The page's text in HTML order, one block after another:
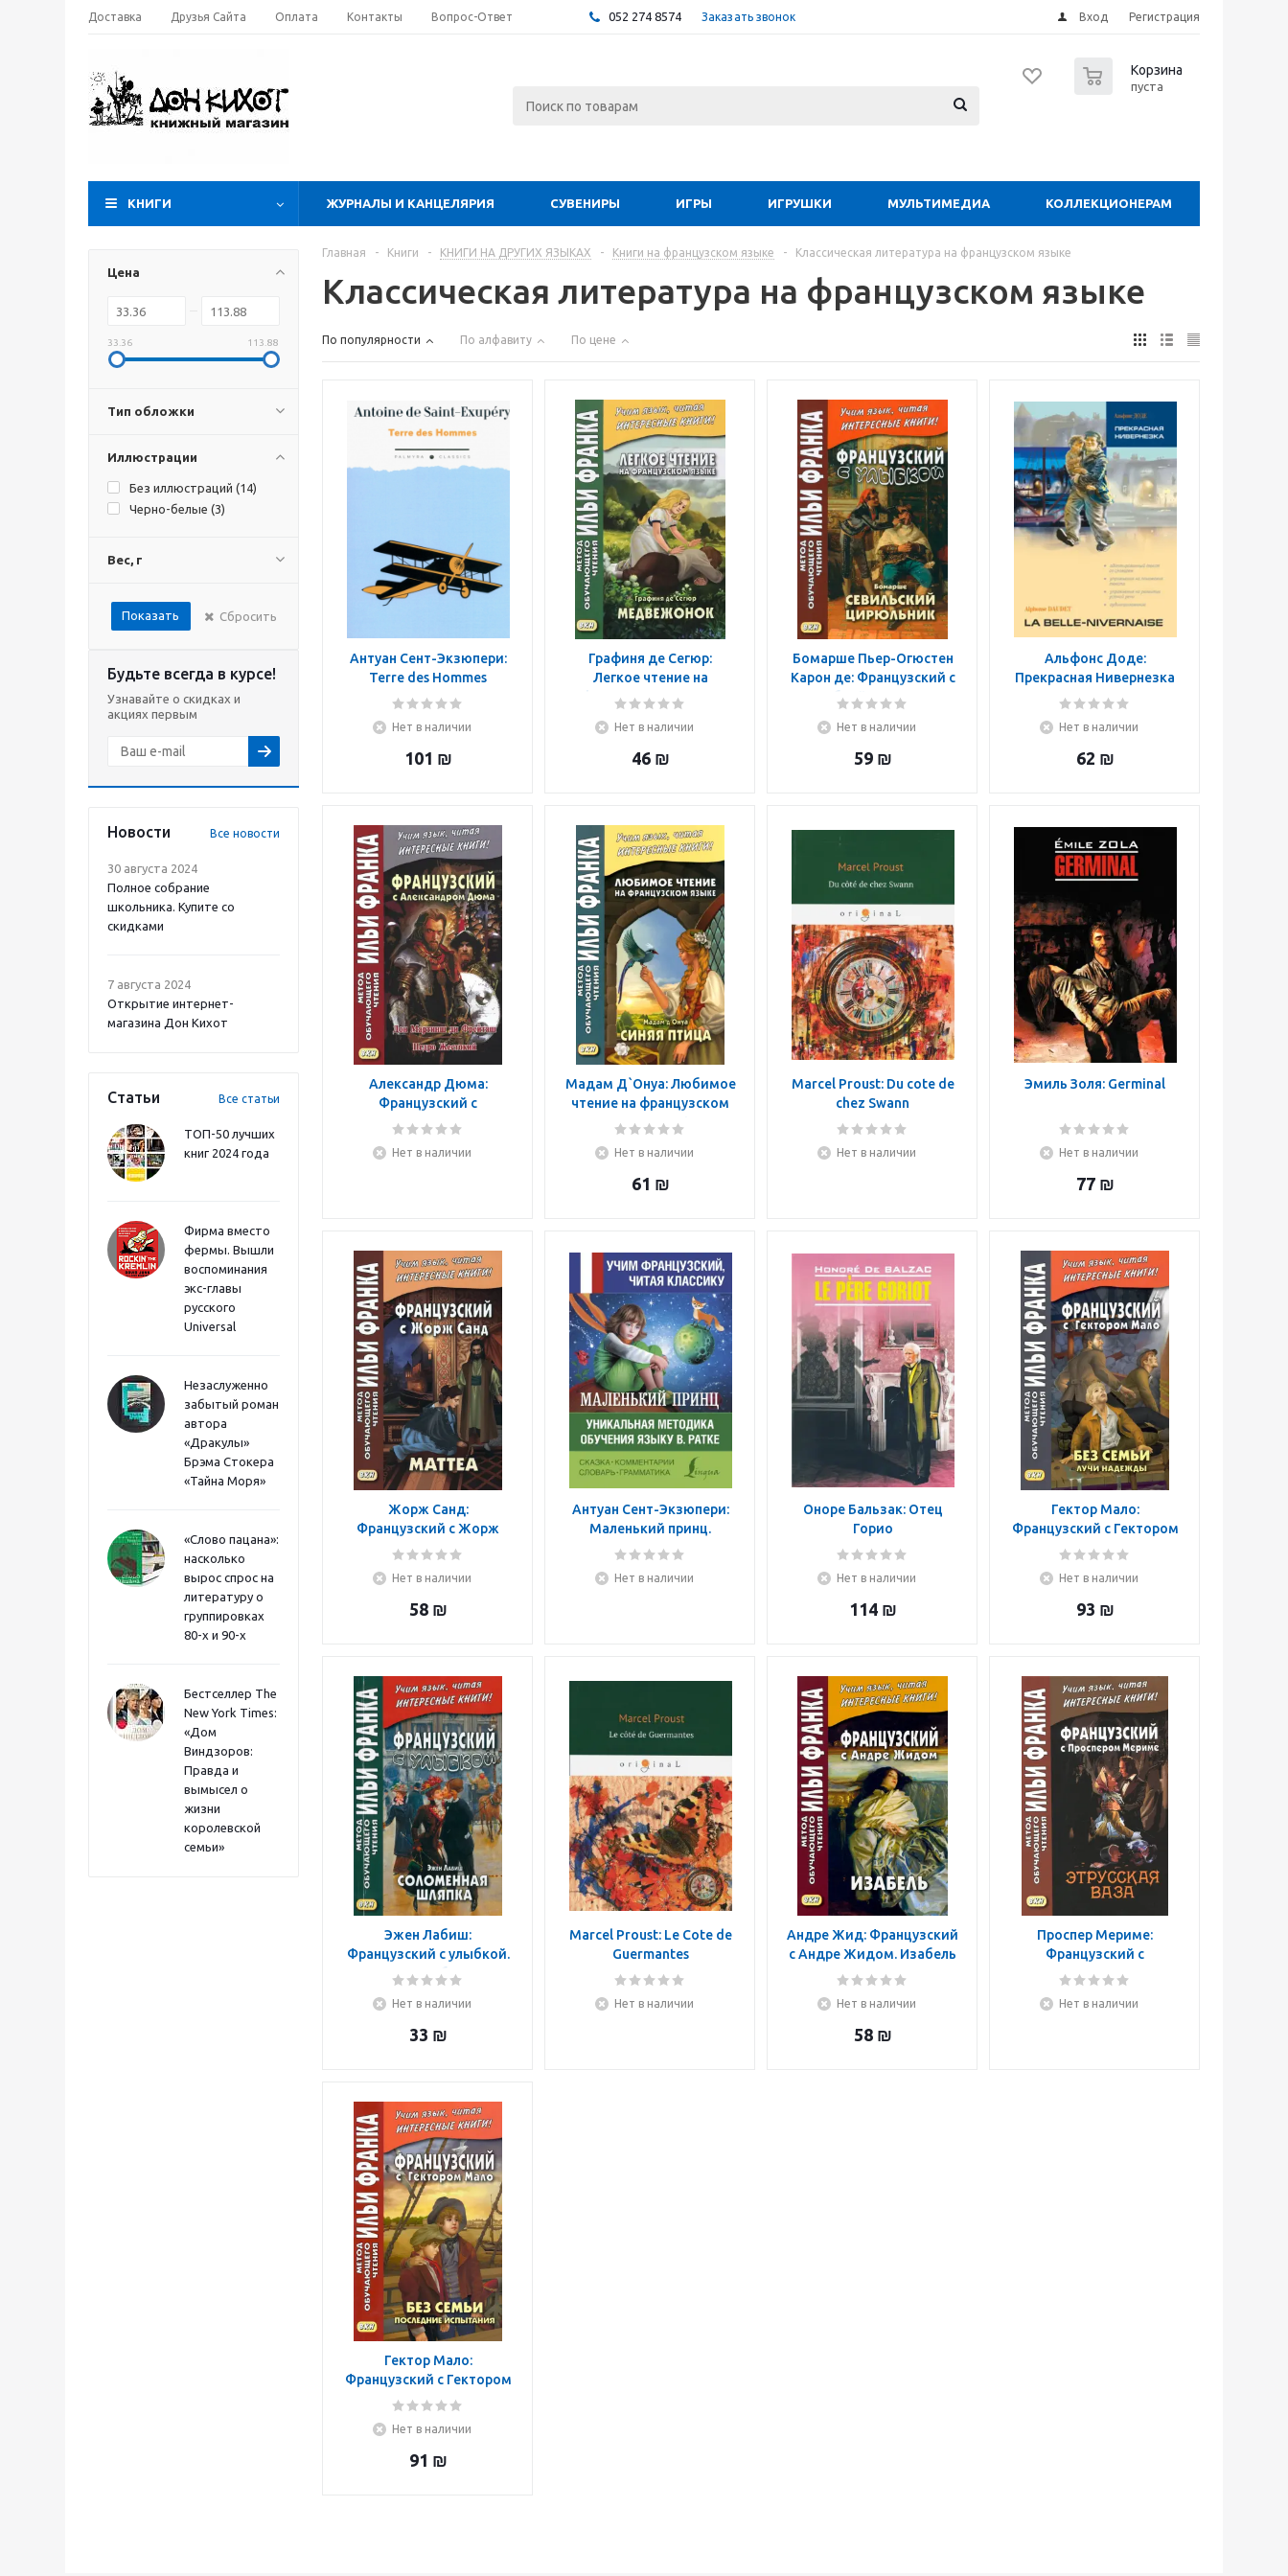
Доставка Друзья Сайта Оплата Контакты Вопрос-Ответ 052 274 8574 Заказать звонок Вход Регистрация
Корзина
пуста
КНИГИ ЖУРНАЛЫ И КАНЦЕЛЯРИЯ СУВЕНИРЫ ИГРЫ ИГРУШКИ МУЛЬТИМЕДИА КОЛЛЕКЦИОНЕРАМ
Цена
33.36 113.88
Тип обложки
Иллюстрации
Без иллюстраций (14)
Черно-белые (3)
Вес, г
Показать Сбросить
Будьте всегда в курсе!
Узнавайте о скидках и
акциях первым
Новости Все новости
30 августа 2024
Полное собрание
школьника. Купите со
скидками
7 августа 2024
Открытие интернет-
магазина Дон Кихот
Статьи Все статьи
ТОП-50 лучших
книг 2024 года
Фирма вместо
фермы. Вышли
воспоминания
экс-главы
русского
Universal
Незаслуженно
забытый роман
автора
«Дракулы»
Брэма Стокера
«Тайна Моря»
«Слово пацана»:
насколько
вырос спрос на
литературу о
группировках
80-х и 90-х
Бестселлер The
New York Times:
«Дом
Виндзоров:
Правда и
вымысел о
жизни
королевской
семьи»
Главная - Книги - КНИГИ НА ДРУГИХ ЯЗЫКАХ - Книги на французском языке - Классическая литература на французском языке
Классическая литература на французском языке
По популярности По алфавиту По цене
Антуан Сент-Экзюпери:
Terre des Hommes
Нет в наличии
101 ₪
Графиня де Сегюр:
Легкое чтение на
французском языке.
Медвежонок
Нет в наличии
46₪
Бомарше Пьер-Огюстен
Карон де: Французский с
улыбкой. Бомарше.
Нет в наличии
59₪
Альфонс Доде:
Прекрасная Нивернезка
Нет в наличии
62 ₪
Александр Дюма:
Французский с
Александром Дюма. Дон
Педро Жестокий
Нет в наличии
Мадам Д`Онуа: Любимое
чтение на французском
языке. Мадам д'Онуа.
Нет в наличии
61 ₪
Marcel Proust: Du cote de
chez Swann
Нет в наличии
Эмиль Золя: Germinal
Нет в наличии
77₪
Жорж Санд:
Французский с Жорж
Санд. Маттеа
Нет в наличии
58₪
Антуан Сент-Экзюпери:
Маленький принц.
Уникальная методика
Нет в наличии
Оноре Бальзак: Отец
Горио
Нет в наличии
114₪
Гектор Мало:
Французский с Гектором
Мало. Без семьи. Книга 3.
Нет в наличии
93 ₪
Эжен Лабиш:
Французский с улыбкой.
Эжен Лабиш.
Нет в наличии
33 ₪
Marcel Proust: Le Cote de
Guermantes
Нет в наличии
Андре Жид: Французский
с Андре Жидом. Изабель
Нет в наличии
58₪
Проспер Мериме:
Французский с
Проспером Мериме.
Нет в наличии
Гектор Мало:
Французский с Гектором
Мало. Без семьи. Книга 4.
Нет в наличии
91 ₪